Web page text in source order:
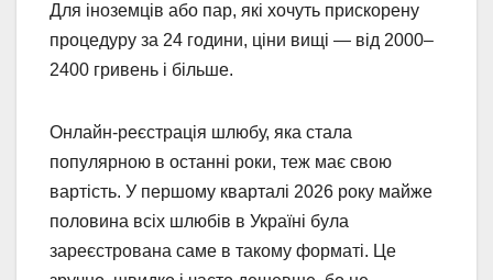
Для іноземців або пар, які хочуть прискорену
процедуру за 24 години, ціни вищі — від 2000–
2400 гривень і більше.
Онлайн-реєстрація шлюбу, яка стала
популярною в останні роки, теж має свою
вартість. У першому кварталі 2026 року майже
половина всіх шлюбів в Україні була
зареєстрована саме в такому форматі. Це